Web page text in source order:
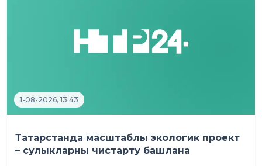
1-08-2026, 13:43
Татарстанда масштаблы экологик проект
– сулыкларны чистарту башлана